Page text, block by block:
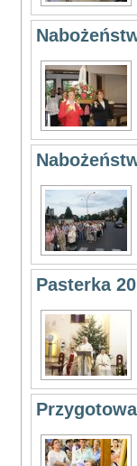
Pasterka